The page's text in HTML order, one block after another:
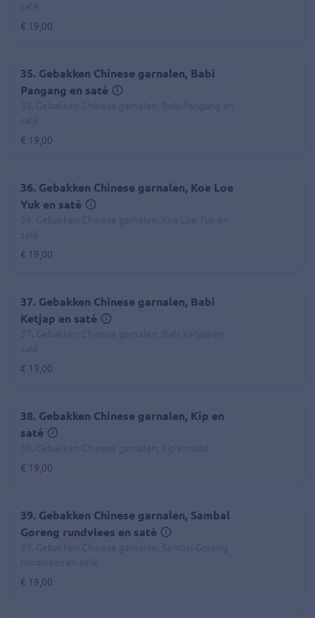
€ 19,00
35. Gebakken Chinese garnalen, Babi
Pangang en saté
€ 19,00
36. Gebakken Chinese garnalen, Koe Loe
Yuk en saté
€ 19,00
37. Gebakken Chinese garnalen, Babi
Ketjap en saté
€ 19,00
38. Gebakken Chinese garnalen, Kip en
saté
€ 19,00
39. Gebakken Chinese garnalen, Sambal
Goreng rundvlees en saté
€ 19,00